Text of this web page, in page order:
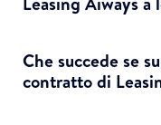
Che succede se
contratto di